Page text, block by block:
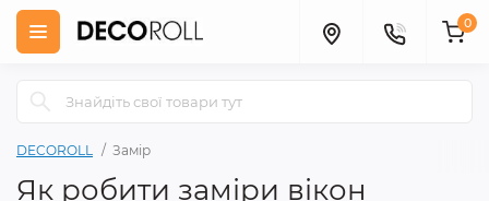
0
DECOROLL Замір
Як робити заміри вікон